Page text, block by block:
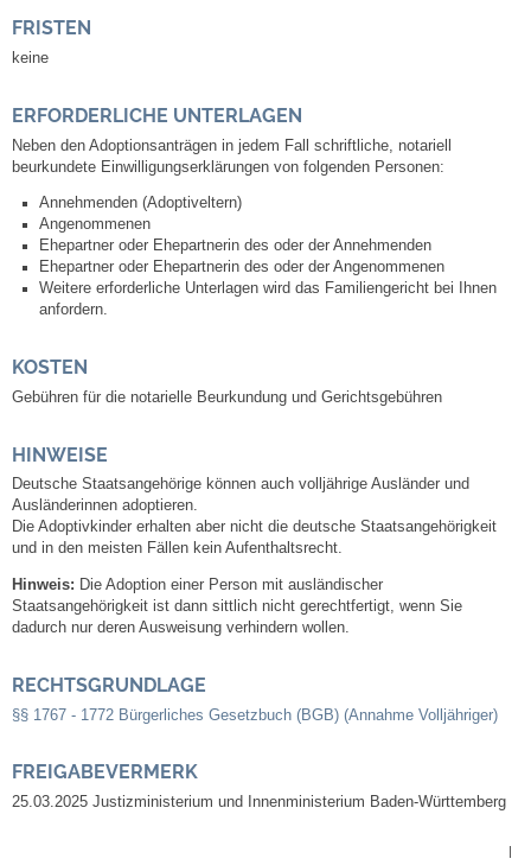
Ratsinfo
Gutachterausschuss
Leben
Bauen & Wohnen
NETZMonitor
Laufende beschränkte Ausschreibungen
Bebauungspläne
Fortschreibung Flächennutzungsplan
Kommunale Wärmeplanung
Notruf
FRISTEN
keine
ERFORDERLICHE UNTERLAGEN
Neben den Adoptionsanträgen in jedem Fall schriftliche, notariell
beurkundete Einwilligungserklärungen von folgenden Personen:
Annehmenden (Adoptiveltern)
Angenommenen
Ehepartner oder Ehepartnerin des oder der Annehmenden
Ehepartner oder Ehepartnerin des oder der Angenommenen
Weitere erforderliche Unterlagen wird das Familiengericht bei Ihnen
anfordern.
KOSTEN
Gebühren für die notarielle Beurkundung und Gerichtsgebühren
HINWEISE
Deutsche Staatsangehörige können auch volljährige Ausländer und
Ausländerinnen adoptieren.
Die Adoptivkinder erhalten aber nicht die deutsche Staatsangehörigkeit
und in den meisten Fällen kein Aufenthaltsrecht.
Hinweis: Die Adoption einer Person mit ausländischer
Staatsangehörigkeit ist dann sittlich nicht gerechtfertigt, wenn Sie
dadurch nur deren Ausweisung verhindern wollen.
RECHTSGRUNDLAGE
§§ 1767 - 1772 Bürgerliches Gesetzbuch (BGB) (Annahme Volljähriger)
FREIGABEVERMERK
25.03.2025 Justizministerium und Innenministerium Baden-Württemberg
|